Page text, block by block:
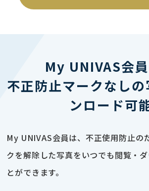
My UNIVAS会
不正防止マークなし
ンロード可
My UNIVAS会員は、不正使用防止の
クを解除した写真をいつでも閲覧・
とができます。